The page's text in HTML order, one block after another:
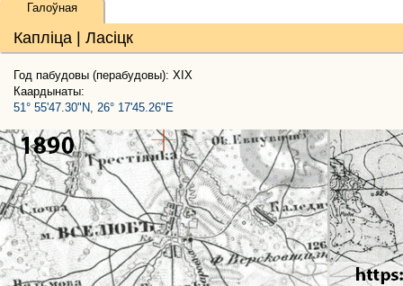
Капліца | Ласіцк
Галоўная
Год пабудовы (перабудовы): XIX
Каардынаты:
51° 55'47.30"N, 26° 17'45.26"E